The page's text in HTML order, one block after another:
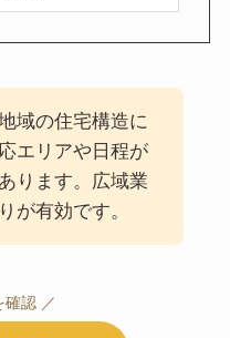
域の住宅構造に
エリアや日程が
ります。広域業
が有効です。
確認 ／